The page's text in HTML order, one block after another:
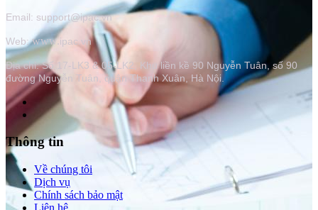
Email: support@ipac.vn
Web:www.ipac.vn
Địa chỉ:Số 17-LK3 & 05-LK2, Khu liền kề 90 Nguyễn Tuân, số 90
đường Nguyễn Tuân, quận Thanh Xuân, Hà Nội.
Thông tin
Về chúng tôi
Dịch vụ
Chính sách bảo mật
Liên hệ